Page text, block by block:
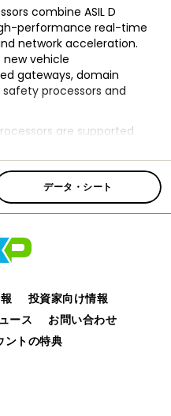
combine ASIL D
performance real-time
network acceleration.
new vehicle
gateways, domain
processors and
are supported
that is
Standard Software
to support from the
データ・シート
投資家向け情報
ース
お問い合わせ
ントの特典